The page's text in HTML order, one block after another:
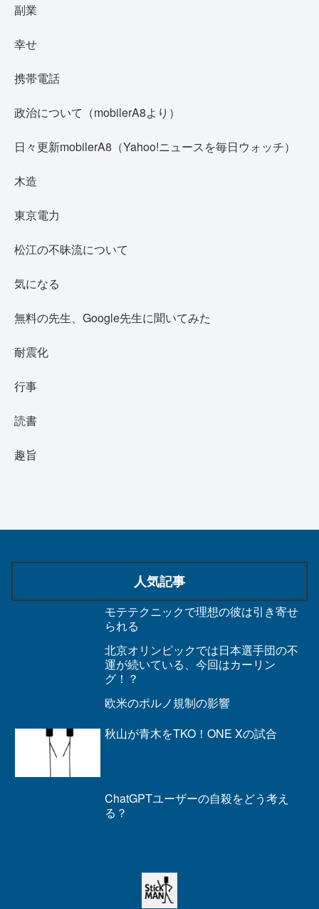
副業
幸せ
携帯電話
政治について（mobilerA8より）
日々更新mobilerA8（Yahoo!ニュースを毎日ウォッチ）
木造
東京電力
松江の不昧流について
気になる
無料の先生、Google先生に聞いてみた
耐震化
行事
読書
趣旨
人気記事
モテテクニックで理想の彼は引き寄せ
られる
北京オリンピックでは日本選手団の不
運が続いている、今回はカーリン
グ！？
欧米のポルノ規制の影響
秋山が青木をTKO！ONE Xの試合
ChatGPTユーザーの自殺をどう考え
る？